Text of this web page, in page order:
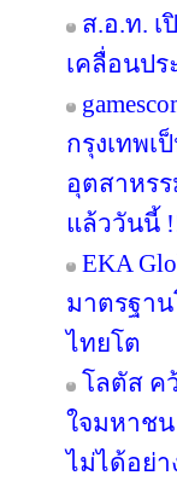
ส.อ.ท. เ
เคลื่อนปร
กรุงเทพเ
อุตสาหร
แล้ววันนี้
EKA
มาตรฐา
ไทยโต
โลตัส ค
ใจมหาช
ไม่ได้อย่า